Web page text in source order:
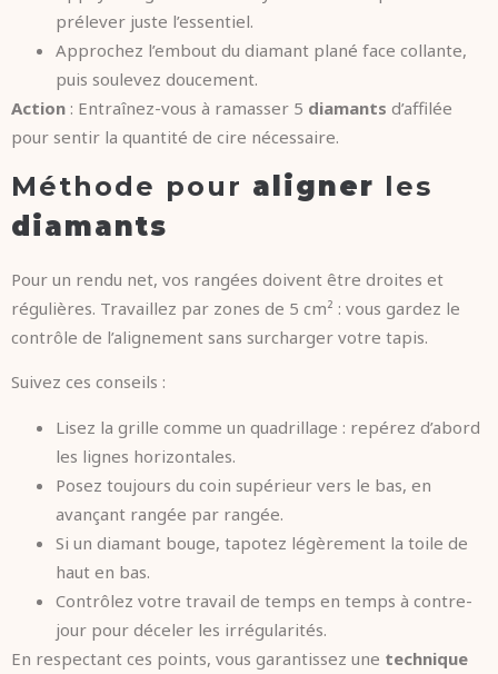
prélever juste l’essentiel.
Approchez l’embout du diamant plané face collante,
puis soulevez doucement.
Action : Entraînez-vous à ramasser 5 diamants d’affilée
pour sentir la quantité de cire nécessaire.
Méthode pour aligner les
diamants
Pour un rendu net, vos rangées doivent être droites et
régulières. Travaillez par zones de 5 cm² : vous gardez le
contrôle de l’alignement sans surcharger votre tapis.
Suivez ces conseils :
Lisez la grille comme un quadrillage : repérez d’abord
les lignes horizontales.
Posez toujours du coin supérieur vers le bas, en
avançant rangée par rangée.
Si un diamant bouge, tapotez légèrement la toile de
haut en bas.
Contrôlez votre travail de temps en temps à contre-
jour pour déceler les irrégularités.
En respectant ces points, vous garantissez une technique